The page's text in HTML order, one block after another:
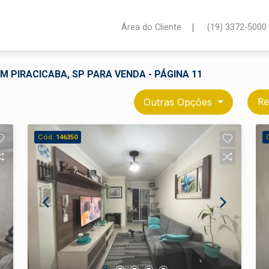
Área do Cliente | (19) 3372-5000
PIRACICABA, SP PARA VENDA - PÁGINA 11
Outras Opções
Cód. 146350